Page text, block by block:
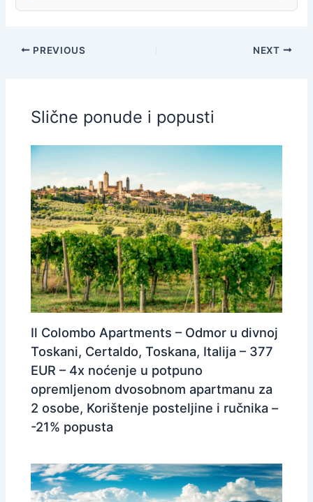
PREVIOUS NEXT
Slične ponude i popusti
Il Colombo Apartments – Odmor u divnoj
Toskani, Certaldo, Toskana, Italija – 377
EUR – 4x noćenje u potpuno
opremljenom dvosobnom apartmanu za
2 osobe, Korištenje posteljine i ručnika –
-21% popusta